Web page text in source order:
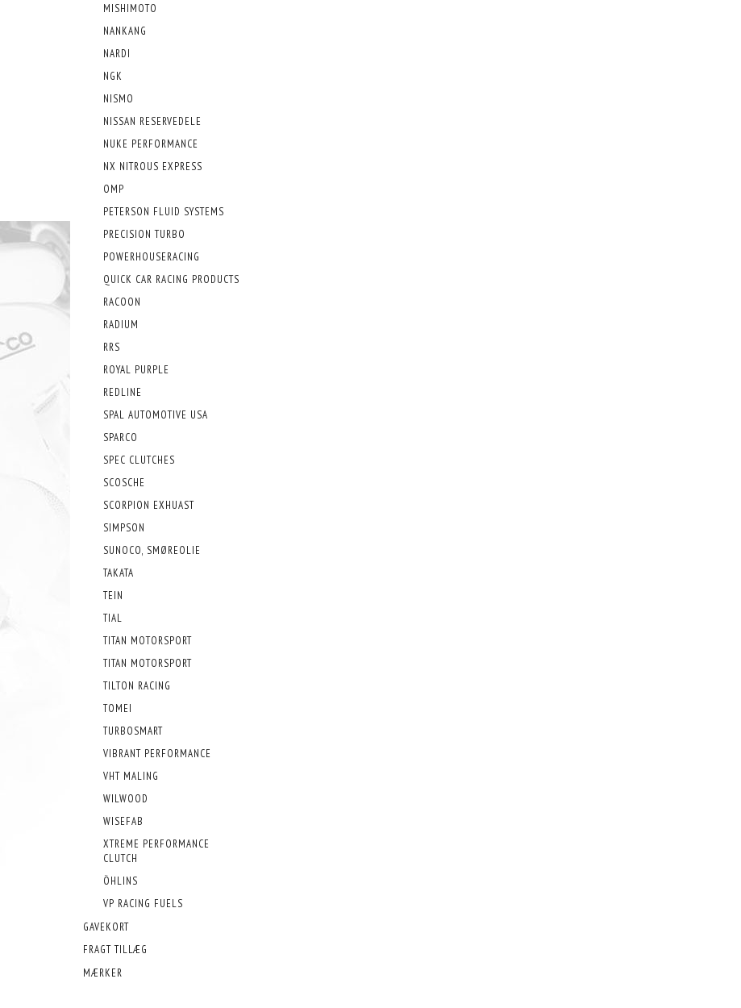
MISHIMOTO
NANKANG
NARDI
NGK
NISMO
NISSAN RESERVEDELE
NUKE PERFORMANCE
NX NITROUS EXPRESS
OMP
PETERSON FLUID SYSTEMS
PRECISION TURBO
POWERHOUSERACING
QUICK CAR RACING PRODUCTS
RACOON
RADIUM
RRS
ROYAL PURPLE
REDLINE
SPAL AUTOMOTIVE USA
SPARCO
SPEC CLUTCHES
SCOSCHE
SCORPION EXHUAST
SIMPSON
SUNOCO, SMØREOLIE
TAKATA
TEIN
TIAL
TITAN MOTORSPORT
TITAN MOTORSPORT
TILTON RACING
TOMEI
TURBOSMART
VIBRANT PERFORMANCE
VHT MALING
WILWOOD
WISEFAB
XTREME PERFORMANCE
CLUTCH
ÖHLINS
VP RACING FUELS
GAVEKORT
FRAGT TILLÆG
MÆRKER